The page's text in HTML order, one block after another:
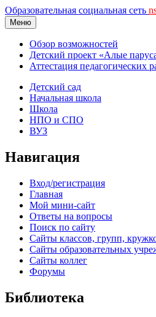
Образовательная социальная сеть
Меню
Обзор возможностей
Детский проект «Алые
Аттестация педагогических
Детский сад
Начальная школа
Школа
НПО и СПО
ВУЗ
Навигация
Вход/регистрация
Главная
Мой мини-сайт
Ответы на вопросы
Поиск по сайту
Сайты классов, групп,
Сайты образовательных
Сайты коллег
Форумы
Библиотека